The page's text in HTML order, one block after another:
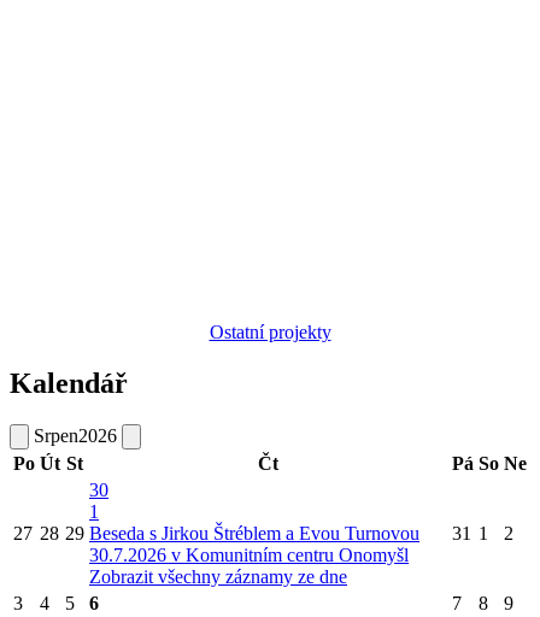
Ostatní projekty
Kalendář
Srpen2026
Po Út St Čt Pá So Ne
27 28 29
30
1
Beseda s Jirkou Štréblem a Evou Turnovou
30.7.2026 v Komunitním centru Onomyšl
Zobrazit všechny záznamy ze dne
31 1 2
3 4 5 6 7 8
9